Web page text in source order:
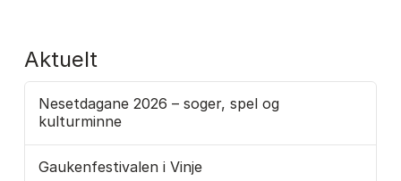
Aktuelt
Nesetdagane 2026 – soger, spel og
kulturminne
Gaukenfestivalen i Vinje